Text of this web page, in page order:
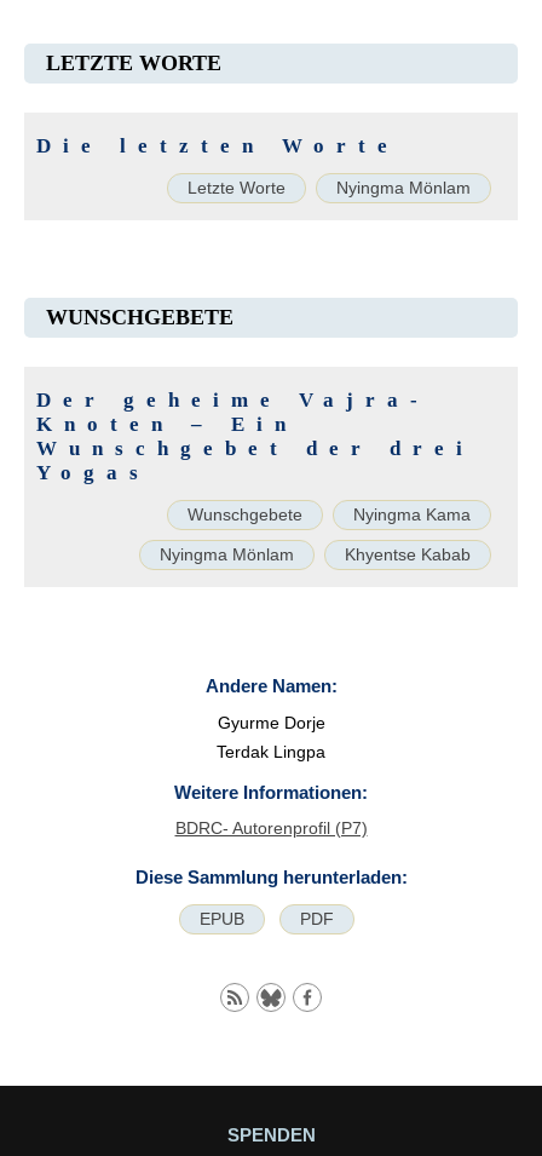
LETZTE WORTE
Die letzten Worte
Letzte Worte Nyingma Mönlam
WUNSCHGEBETE
Der geheime Vajra-
Knoten – Ein
Wunschgebet der drei
Yogas
Wunschgebete Nyingma Kama
Nyingma Mönlam Khyentse Kabab
Andere Namen:
Gyurme Dorje
Terdak Lingpa
Weitere Informationen:
BDRC- Autorenprofil (P7)
Diese Sammlung herunterladen:
EPUB PDF
SPENDEN